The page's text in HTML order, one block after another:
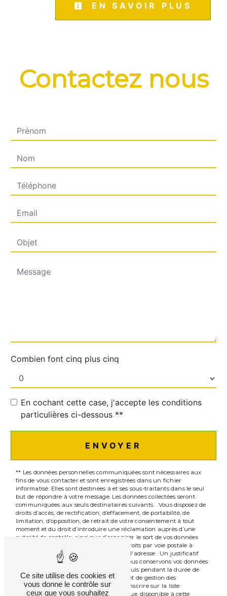
EN SAVOIR PLUS
Contactez nous
Combien font cinq plus cinq
En cochant cette case, j'accepte les conditions
particulières ci-dessous **
ENVOYER
** Les données personnelles communiquées sont nécessaires aux
fins de vous contacter et sont enregistrées dans un fichier
informatisé. Elles sont destinées à et ses sous-traitants dans le seul
but de répondre à votre message. Les données collectées seront
communiquées aux seuls destinataires suivants: . Vous disposez de
droits d’accès, de rectification, d’effacement, de portabilité, de
limitation, d’opposition, de retrait de votre consentement à tout
moment et du droit d’introduire une réclamation auprès d’une
autorité de contrôle, ainsi que d’organiser le sort de vos données
post-mortem. Vous pouvez exercer ces droits par voie postale à
l'adresse ou par courrier électronique à l'adresse . Un justificatif
d'identité pourra vous être demandé. Nous conservons vos données
pendant la période de prise de contact puis pendant la durée de
prescription légale aux fins probatoires et de gestion des
contentieux. Vous avez le droit de vous inscrire sur la liste
d'opposition au démarchage téléphonique, disponible à cette
Ce site utilise des cookies et
vous donne le contrôle sur
ceux que vous souhaitez